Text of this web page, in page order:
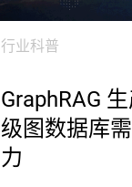
行业科普
GraphRAG
级图数据库
力